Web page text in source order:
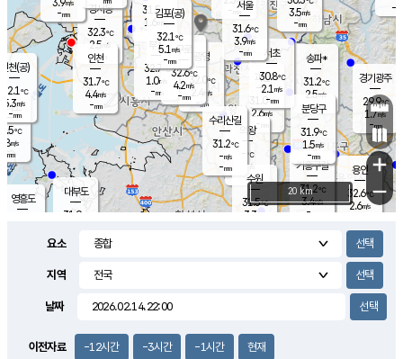
의도
℃
m/s
mm
영흥도
과천
31.0℃
2.6m/s
- mm
용인
32.6℃
2.6m/s
경기광주
29.9℃
1.7m/s
-mm
3.9m/s
대부도
31.9
경서동
32.3℃
2.5 m/s
-mm
m/s
-mm -
의왕
- ℃
m/s
mm
31.5℃
1.6 m/s
mm
광명
32.0
℃
2.4 m/s
-mm
부천
32.7℃
1.0m/s
-mm
구로
32.6℃
4.2m/s
-mm
- mm 3.5m/s
-mm
송파*
31.2℃
2.5m/s
-mm
서초
30.8℃
2.1 m/s
-mm
기흥구갈
31.2℃
3.4m/s
-
수리산길
31.2℃
-m/s
-mm
분당구
31.9℃
1.5m/s
-mm
인천(공)
32.1℃
5.3m/s
-mm
김포(공)
32.1℃
5.1 m/s
-mm
수원
31.5℃
3.3 m/s
인천
31.7℃
4.4m/s
-mm
서울
31.6℃
3.9m/s
-mm
+
−
20 km
요소
지역
날짜
이전자료 -12시간 -3시간 -1시간 현재